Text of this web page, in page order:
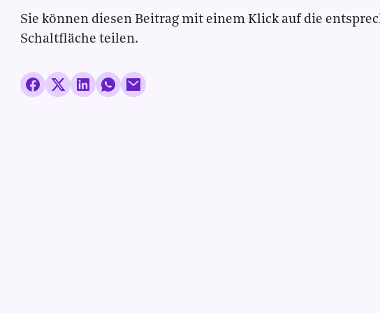
Sie können diesen Beitrag mit einem Klick auf die
Schaltfläche teilen.